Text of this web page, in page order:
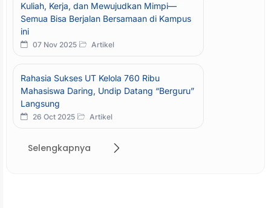
Kuliah, Kerja, dan Mewujudkan Mimpi—
Semua Bisa Berjalan Bersamaan di Kampus
ini
07 Nov 2025 Artikel
Rahasia Sukses UT Kelola 760 Ribu
Mahasiswa Daring, Undip Datang “Berguru”
Langsung
26 Oct 2025 Artikel
Selengkapnya